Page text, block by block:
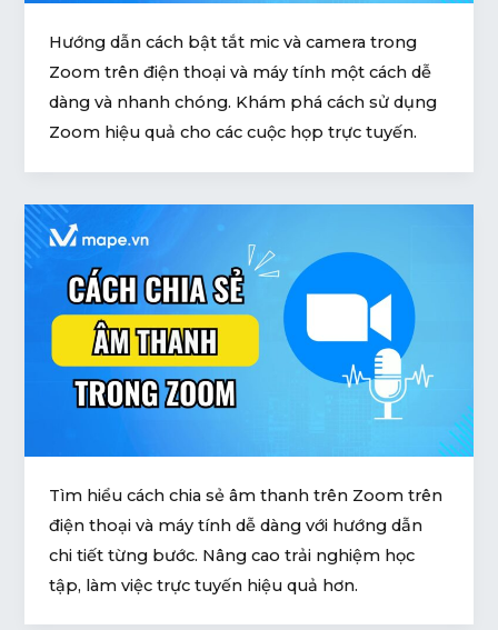
Hướng dẫn cách bật tắt mic và camera trong
Zoom trên điện thoại và máy tính một cách dễ
dàng và nhanh chóng. Khám phá cách sử dụng
Zoom hiệu quả cho các cuộc họp trực tuyến.
Tìm hiểu cách chia sẻ âm thanh trên Zoom trên
điện thoại và máy tính dễ dàng với hướng dẫn
chi tiết từng bước. Nâng cao trải nghiệm học
tập, làm việc trực tuyến hiệu quả hơn.